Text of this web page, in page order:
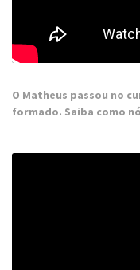
O Matheus passou no
formado. Saiba como